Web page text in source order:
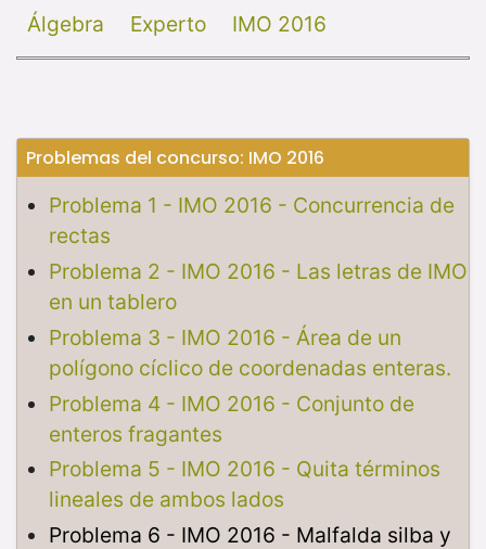
Álgebra Experto IMO 2016
Problemas del concurso: IMO 2016
Problema 1 - IMO 2016 - Concurrencia de
rectas
Problema 2 - IMO 2016 - Las letras de IMO
en un tablero
Problema 3 - IMO 2016 - Área de un
polígono cíclico de coordenadas enteras.
Problema 4 - IMO 2016 - Conjunto de
enteros fragantes
Problema 5 - IMO 2016 - Quita términos
lineales de ambos lados
Problema 6 - IMO 2016 - Malfalda silba y